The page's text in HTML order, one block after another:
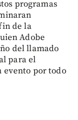
programas
de la
Adobe
del llamado
para el
evento por todo